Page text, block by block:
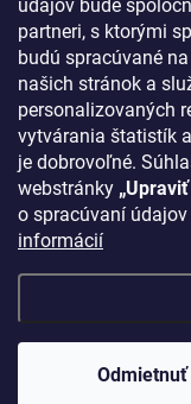
údajov bude
partneri, s ktorými
budú spracúvané
našich stránok a
personalizovaných
vytvárania štatistík
je dobrovoľné.
webstránky
o spracúvaní
informácií
Odmietnuť
0907 044 080
https://
klimapreteba
https://